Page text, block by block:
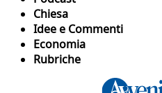
Chiesa
Idee e Commenti
Economia
Rubriche